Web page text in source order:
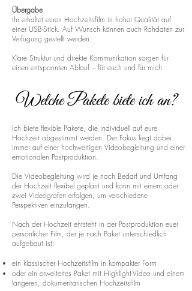
Übergabe
Ihr erhaltet euren Hochzeitsfilm in hoher Qualität auf
einer USB-Stick. Auf Wunsch können auch Rohdaten zur
Verfügung gestellt werden.
Klare Struktur und direkte Kommunikation sorgen für
einen entspannten Ablauf – für euch und für mich.
Welche Pakete biete ich an?
Ich biete flexible Pakete, die individuell auf eure
Hochzeit abgestimmt werden. Der Fokus liegt dabei
immer auf einer hochwertigen Videobegleitung und einer
emotionalen Postproduktion.
Die Videobegleitung wird je nach Bedarf und Umfang
der Hochzeit flexibel geplant und kann mit einem oder
zwei Videografen erfolgen, um verschiedene
Perspektiven einzufangen.
Nach der Hochzeit entsteht in der Postproduktion euer
persönlicher Film, der je nach Paket unterschiedlich
aufgebaut ist:
ein klassischer Hochzeitsfilm in kompakter Form
oder ein erweitertes Paket mit Highlight-Video und einem
längeren, dokumentarischen Hochzeitsfilm